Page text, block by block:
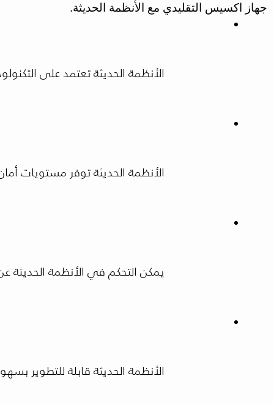
جهاز اكسيس التقليدي مع الأنظمة الحديثة.
الأنظمة الحديثة تعتمد على
الأنظمة الحديثة توفر مستويات
يمكن التحكم في الأنظمة
الأنظمة الحديثة قابلة للتطوير